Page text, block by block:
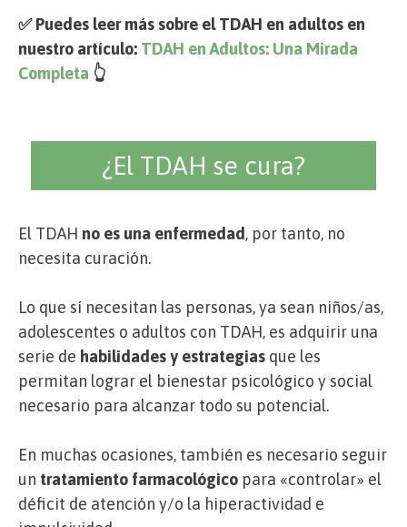
✅ Puedes leer más sobre el TDAH en adultos en
nuestro artículo: TDAH en Adultos: Una Mirada
Completa 👆
¿El TDAH se cura?
El TDAH no es una enfermedad, por tanto, no
necesita curación.
Lo que sí necesitan las personas, ya sean niños/as,
adolescentes o adultos con TDAH, es adquirir una
serie de habilidades y estrategias que les
permitan lograr el bienestar psicológico y social
necesario para alcanzar todo su potencial.
En muchas ocasiones, también es necesario seguir
un tratamiento farmacológico para «controlar» el
déficit de atención y/o la hiperactividad e